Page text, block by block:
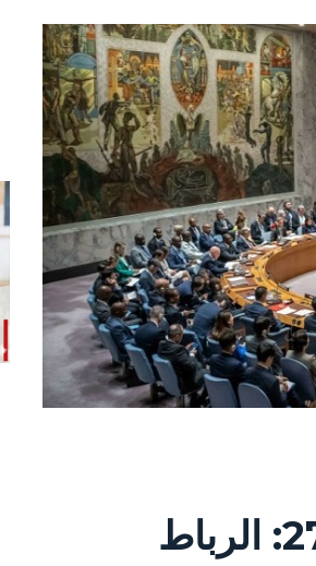
أوراق (1227) : القرار 2797: الرباط